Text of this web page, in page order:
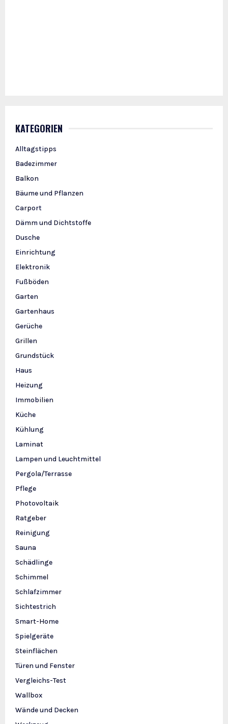
KATEGORIEN
Alltagstipps
Badezimmer
Balkon
Bäume und Pflanzen
Carport
Dämm und Dichtstoffe
Dusche
Einrichtung
Elektronik
Fußböden
Garten
Gartenhaus
Gerüche
Grillen
Grundstück
Haus
Heizung
Immobilien
Küche
Kühlung
Laminat
Lampen und Leuchtmittel
Pergola/Terrasse
Pflege
Photovoltaik
Ratgeber
Reinigung
Sauna
Schädlinge
Schimmel
Schlafzimmer
Sichtestrich
Smart-Home
Spielgeräte
Steinflächen
Türen und Fenster
Vergleichs-Test
Wallbox
Wände und Decken